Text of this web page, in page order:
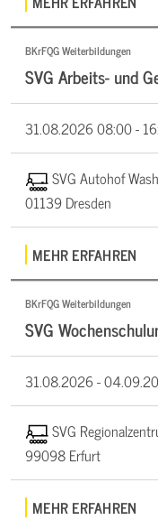
BKrFQG Weiterbildungen
SVG Arbeits- und
31.08.202608:00 -
SVG Autohof
01139 Dresden
MEHR ERFAHREN
BKrFQG Weiterbildungen
SVG
31.08.2026 -
SVG
99098 Erfurt
MEHR ERFAHREN